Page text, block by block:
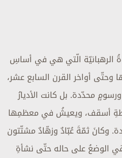
الرهبانيّة الّتي هي في أساسِ
وحتّى أواخر القرن السابع عشر،
محدّدة. بل كانت الأديارُ
أسقف، ويعيشُ في معظمِها
وكانَ ثمّةَ عُبّادٌ وزهّادٌ مشتّتون
الوضعُ على حاله حتّى نشأةِ